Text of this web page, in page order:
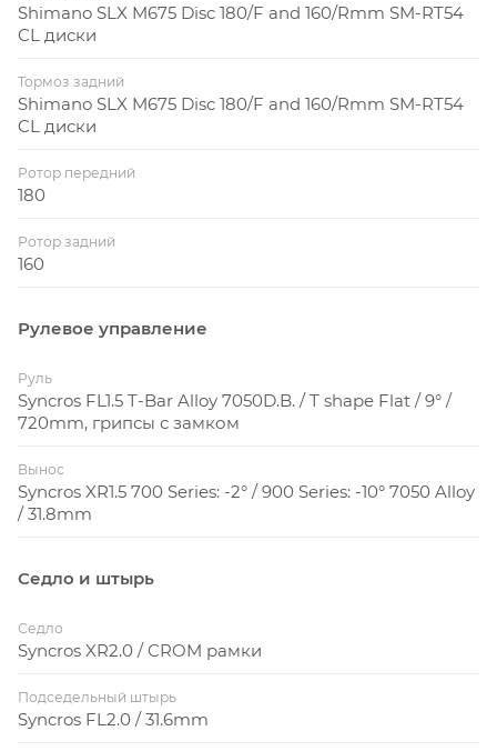
Shimano SLX M675 Disc 180/F and 160/Rmm SM-RT54
CL диски
Тормоз задний
Shimano SLX M675 Disc 180/F and 160/Rmm SM-RT54
CL диски
Ротор передний
180
Ротор задний
160
Рулевое управление
Руль
Syncros FL1.5 T-Bar Alloy 7050D.B. / T shape Flat / 9° /
720mm, грипсы с замком
Вынос
Syncros XR1.5 700 Series: -2° / 900 Series: -10° 7050 Alloy
/ 31.8mm
Седло и штырь
Седло
Syncros XR2.0 / CROM рамки
Подседельный штырь
Syncros FL2.0 / 31.6mm